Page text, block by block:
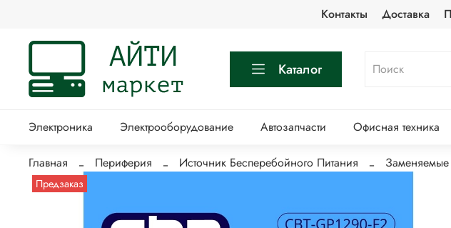
Контакты Доставка
Каталог
Электроника Электрооборудование Автозапчасти Офисная техника
Главная Периферия Источник Бесперебойного Питания Заменяемые
Предзаказ